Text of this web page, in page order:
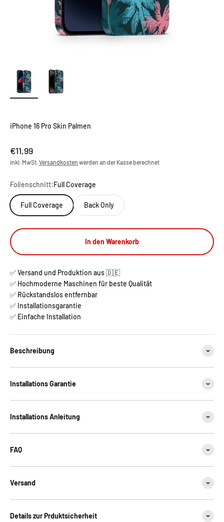
iPhone 16 Pro Skin Palmen
Angebot
€11,99
inkl. MwSt.Versandkosten werden an der Kasse berechnet
Folienschnitt:Full Coverage
Full Coverage Back Only
In den Warenkorb
✅ Versand und Produktion aus 🇩🇪
✅ Hochmoderne Maschinen für beste Qualität
✅ Rückstandslos entfernbar
✅ Installationsgarantie
✅ Einfache Installation
Beschreibung
Installations Garantie
Installations Anleitung
FAQ
Versand
Details zur Prduktsicherheit